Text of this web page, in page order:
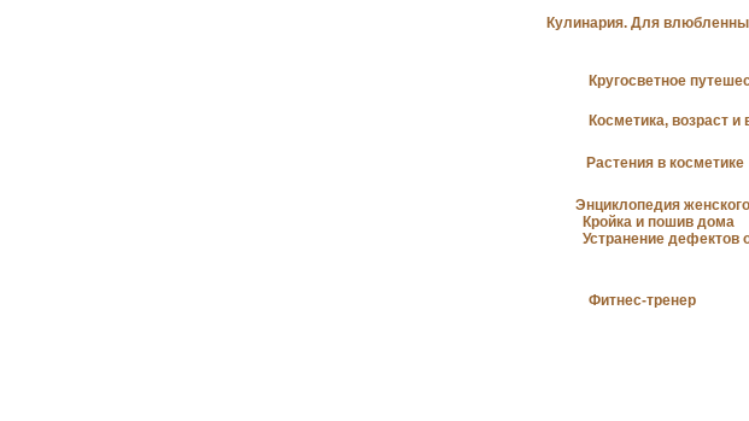
Кулинария. Для
Кругосветное
Косметика, возраст и
Растения в косметике
Энциклопедия
Кройка и пошив дома
Устранение дефектов
Фитнес-тренер